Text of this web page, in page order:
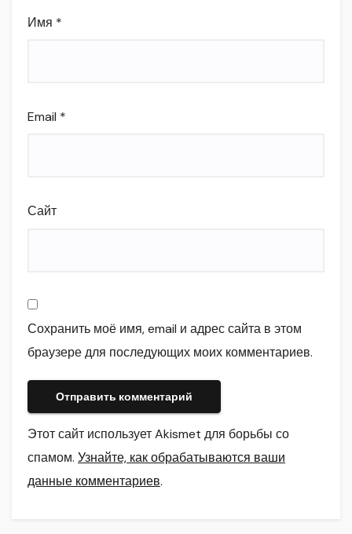
Имя *
Email *
Сайт
Сохранить моё имя, email и адрес сайта в этом
браузере для последующих моих комментариев.
Этот сайт использует Akismet для борьбы со
спамом. Узнайте, как обрабатываются ваши
данные комментариев.